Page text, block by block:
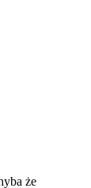
że